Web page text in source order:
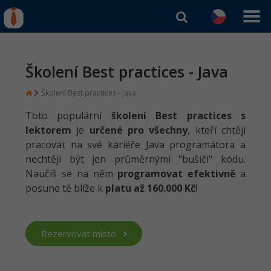
Rekvalifikace a kurzy
hrazené úřadem práce
Umělá inteligence v praxi
Datová analýza v praxi
Školení
Základy programování
Objektové programování - OOP
HTML5, CSS3, Bootstrap, SEO
Školení dle technologií
C# .NET
Java
PHP
IT e-learning
Kurzy IT profesí
Junior programátor
Programátor WWW aplikací
Senior programátor
Vývojář mobilních aplikací
Kurzy programování
Jak začít?
Java -80%
Python -80%
Přihlásit se Registrovat
Školení Best practices - Java
Školení Best practices - Java
Toto populární školení Best practices s
lektorem je určené pro všechny, kteří chtějí
pracovat na své kariéře Java programátora a
nechtějí být jen průměrnými "bušiči" kódu.
Naučíš se na něm programovat efektivně a
posune tě blíže k platu až 160.000 Kč!
Rezervovat místo